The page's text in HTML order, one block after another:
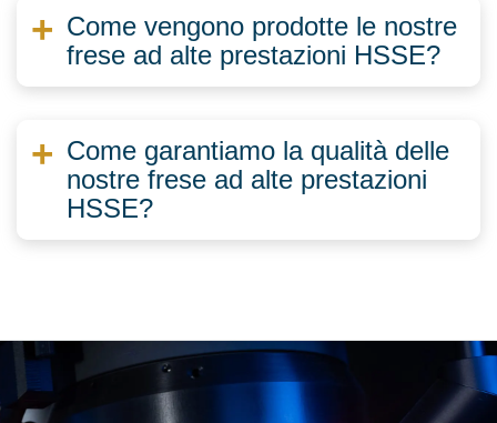
Come vengono prodotte le nostre
frese ad alte prestazioni HSSE?
Come garantiamo la qualità delle
nostre frese ad alte prestazioni
HSSE?